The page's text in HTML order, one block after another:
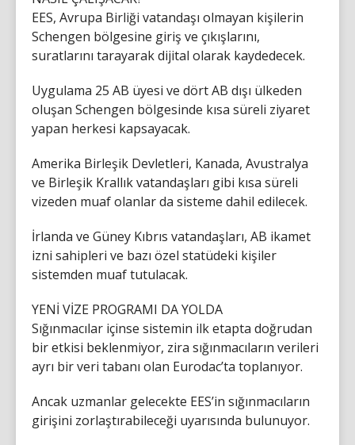
EES, Avrupa Birliği vatandaşı olmayan kişilerin
Schengen bölgesine giriş ve çıkışlarını,
suratlarını tarayarak dijital olarak kaydedecek.
Uygulama 25 AB üyesi ve dört AB dışı ülkeden
oluşan Schengen bölgesinde kısa süreli ziyaret
yapan herkesi kapsayacak.
Amerika Birleşik Devletleri, Kanada, Avustralya
ve Birleşik Krallık vatandaşları gibi kısa süreli
vizeden muaf olanlar da sisteme dahil edilecek.
İrlanda ve Güney Kıbrıs vatandaşları, AB ikamet
izni sahipleri ve bazı özel statüdeki kişiler
sistemden muaf tutulacak.
YENİ VİZE PROGRAMI DA YOLDA
Sığınmacılar içinse sistemin ilk etapta doğrudan
bir etkisi beklenmiyor, zira sığınmacıların verileri
ayrı bir veri tabanı olan Eurodac’ta toplanıyor.
Ancak uzmanlar gelecekte EES’in sığınmacıların
girişini zorlaştırabileceği uyarısında bulunuyor.